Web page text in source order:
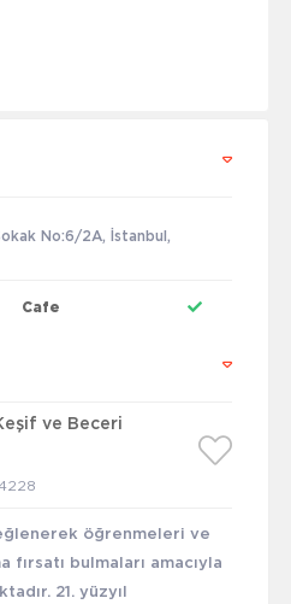
No:6/2A, İstanbul,
Cafe
ve Beceri
öğrenmeleri ve
bulmaları amacıyla
21. yüzyıl